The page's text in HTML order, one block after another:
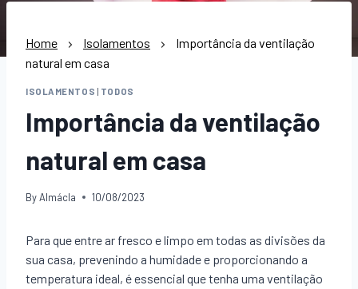
Home Isolamentos
Importância da ventilação
natural em casa
ISOLAMENTOS | TODOS
Importância da ventilação
natural em casa
ByAlmácla 10/08/2023
Para que entre ar fresco e limpo em todas as divisões da
sua casa, prevenindo a humidade e proporcionando a
temperatura ideal, é essencial que tenha uma ventilação